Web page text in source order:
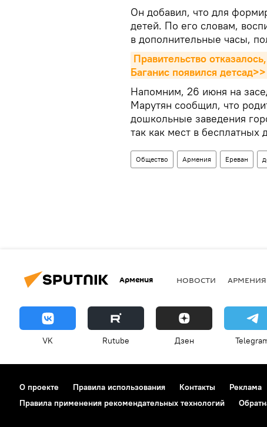
Он добавил, что для
детей. По его словам,
в дополнительные часы,
Правительство
Баганис появился детсад>>
Напомним, 26 июня на
Марутян сообщил, что
дошкольные заведения
так как мест в бесплатных
Общество Армения Ереван
Армения НОВОСТИ АРМЕНИЯ
VK Rutube Дзен
О проекте Правила использования Контакты Реклама
Правила применения рекомендательных технологий